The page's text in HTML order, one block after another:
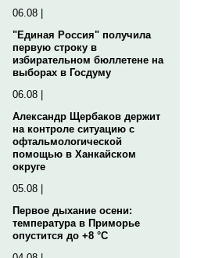
06.08 |
"Единая Россия" получила
первую строку в
избирательном бюллетене на
выборах в Госдуму
06.08 |
Александр Щербаков держит
на контроле ситуацию с
офтальмологической
помощью в Ханкайском
округе
05.08 |
Первое дыхание осени:
температура в Приморье
опустится до +8 °C